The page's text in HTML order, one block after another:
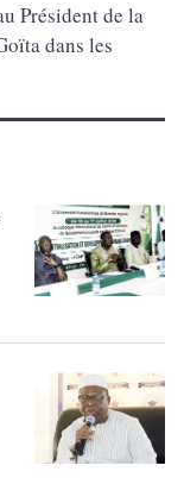
Président de la
dans les